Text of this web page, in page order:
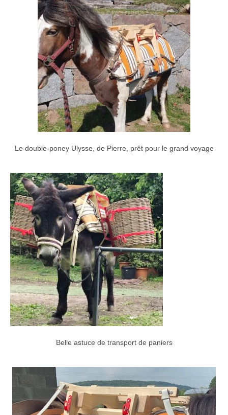
Le double-poney Ulysse, de Pierre, prêt pour le grand voyage
Belle astuce de transport de paniers